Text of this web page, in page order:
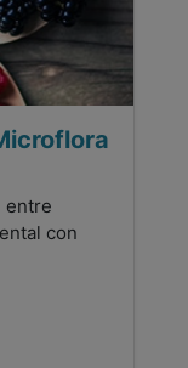
entre
con